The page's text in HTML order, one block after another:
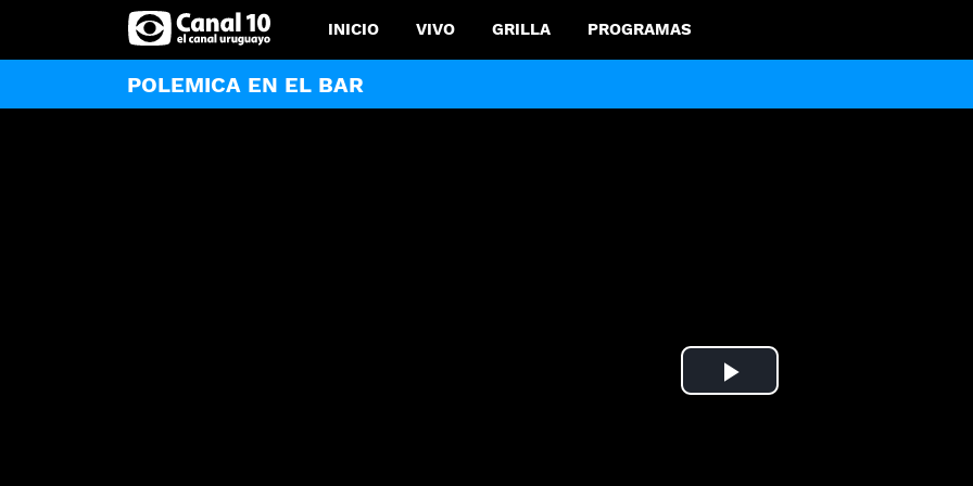
INICIO VIVO GRILLA PROGRAMAS
POLEMICA EN EL BAR
Play